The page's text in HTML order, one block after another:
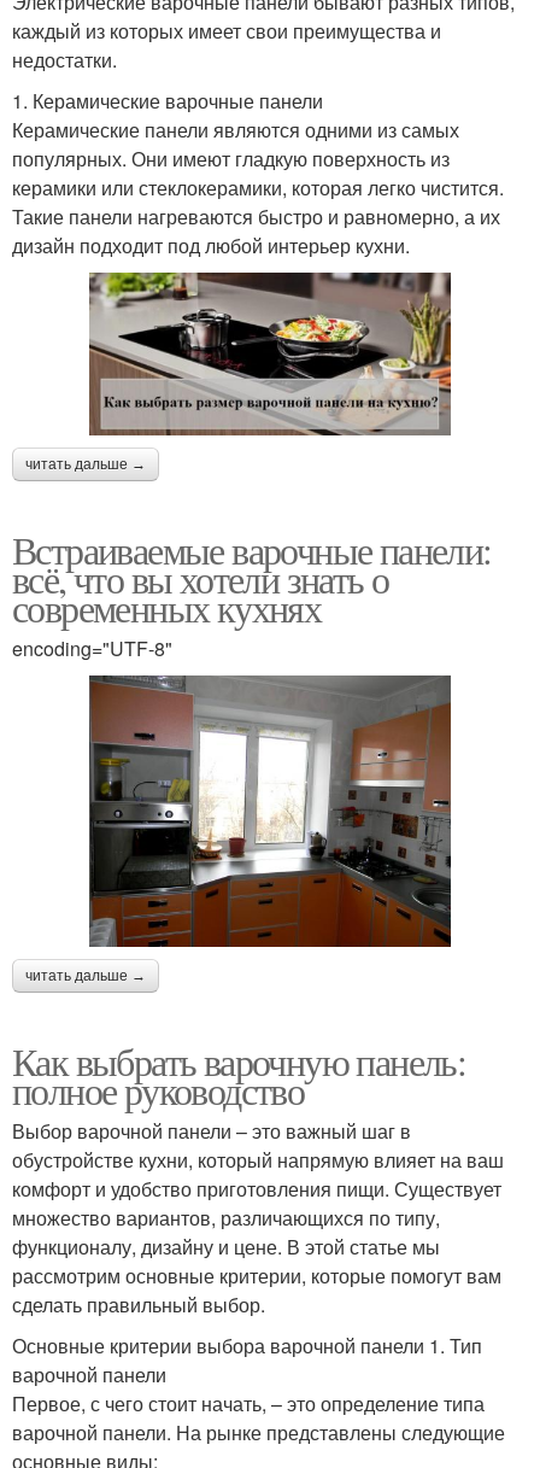
каждый из которых имеет свои преимущества и
недостатки.
1. Керамические варочные панели
Керамические панели являются одними из самых
популярных. Они имеют гладкую поверхность из
керамики или стеклокерамики, которая легко чистится.
Такие панели нагреваются быстро и равномерно, а их
дизайн подходит под любой интерьер кухни.
читать дальше →
Встраиваемые варочные панели:
всё, что вы хотели знать о
современных кухнях
encoding="UTF-8"
читать дальше →
Как выбрать варочную панель:
полное руководство
Выбор варочной панели – это важный шаг в
обустройстве кухни, который напрямую влияет на ваш
комфорт и удобство приготовления пищи. Существует
множество вариантов, различающихся по типу,
функционалу, дизайну и цене. В этой статье мы
рассмотрим основные критерии, которые помогут вам
сделать правильный выбор.
Основные критерии выбора варочной панели 1. Тип
варочной панели
Первое, с чего стоит начать, – это определение типа
варочной панели. На рынке представлены следующие
основные виды: